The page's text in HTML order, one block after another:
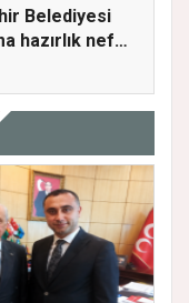
Belediyesi
hazırlık nefes